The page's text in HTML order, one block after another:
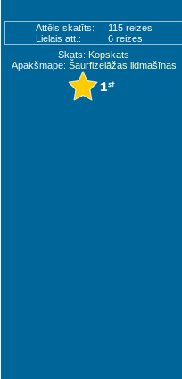
Attēls skatīts:
115 reizes
Lielais att.:
6 reizes
Skats: Kopskats
Apakšmape: Šaurfizelāžas lidmašīnas